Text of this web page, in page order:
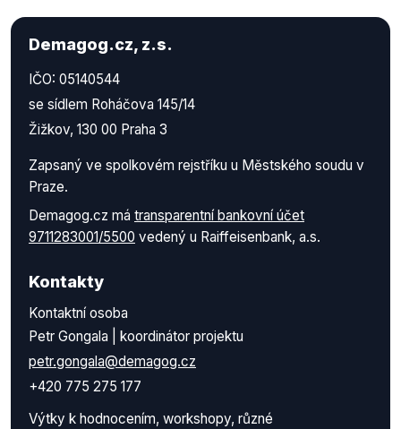
Demagog.cz, z.s.
IČO: 05140544
se sídlem Roháčova 145/14
Žižkov, 130 00 Praha 3
Zapsaný ve spolkovém rejstříku u Městského soudu v
Praze.
Demagog.cz má transparentní bankovní účet
9711283001/5500 vedený u Raiffeisenbank, a.s.
Kontakty
Kontaktní osoba
Petr Gongala | koordinátor projektu
petr.gongala@demagog.cz
+420 775 275 177
Výtky k hodnocením, workshopy, různé